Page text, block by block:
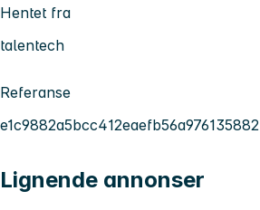
Hentet fra
talentech
Referanse
e1c9882a5bcc412eaefb56a976135882
Lignende annonser